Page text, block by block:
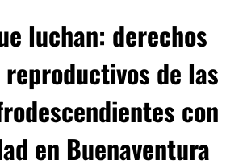
luchan: derechos
de las
con
en Buenaventura